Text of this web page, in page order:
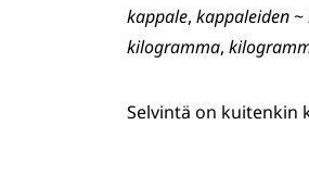
kappale, kappaleiden~
kilogramma,
Selvintä on kuitenkin